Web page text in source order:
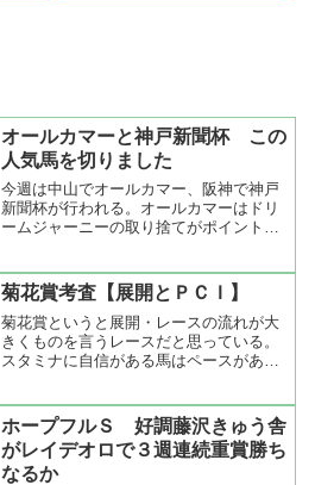
オールカマーと神戸新聞杯 この
人気馬を切りました
今週は中山でオールカマー、阪神で神戸
新聞杯が行われる。オールカマーはドリ
ームジャーニーの取り捨てがポイント。
ーは先行馬有利な展開になりやすい。ド
リームジャーニーが先行す...
菊花賞考査【展開とＰＣＩ】
菊花賞というと展開・レースの流れが大
きくものを言うレースだと思っている。
スタミナに自信がある馬はペースがある
行って、最後だけビュッとした脚を使い
たいだろう。展開の鍵を握...
ホープフルＳ 好調藤沢きゅう舎
がレイデオロで３週連続重賞勝ち
なるか